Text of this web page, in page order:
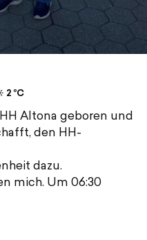
2 °C
Altona geboren und
den HH-
dazu.
mich. Um 06:30